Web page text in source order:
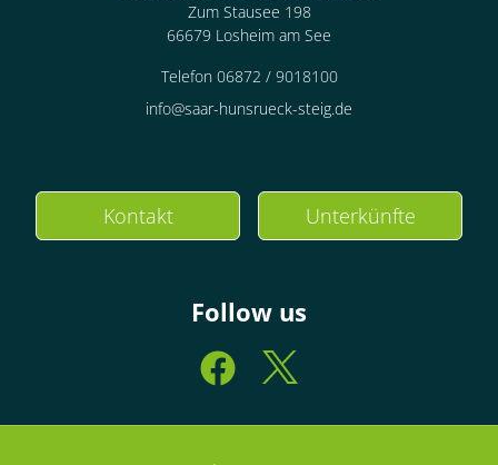
Zum Stausee 198
66679 Losheim am See
Telefon 06872 / 9018100
info@saar-hunsrueck-steig.de
Kontakt Unterkünfte
Follow us